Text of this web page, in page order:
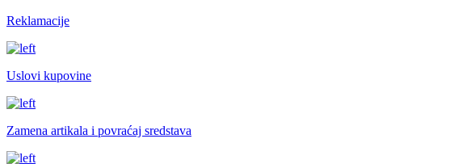
Reklamacije
Uslovi kupovine
Zamena artikala i povraćaj sredstava